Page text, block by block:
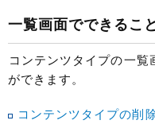
一覧画面でできること
コンテンツタイプの一
ができます。
コンテンツタイプの削